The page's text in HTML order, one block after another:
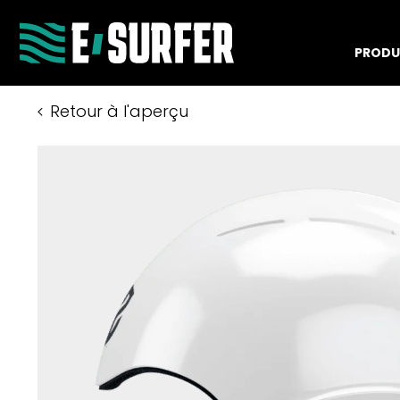
Retour à l'aperçu